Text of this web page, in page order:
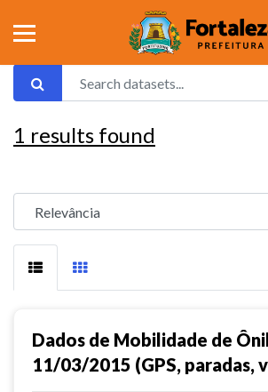
1 results found
Dados de Mobilidade de
11/03/2015 (GPS, paradas,